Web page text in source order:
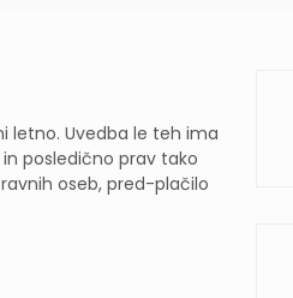
letno. Uvedba le teh ima
posledično prav tako
oseb, pred-plačilo